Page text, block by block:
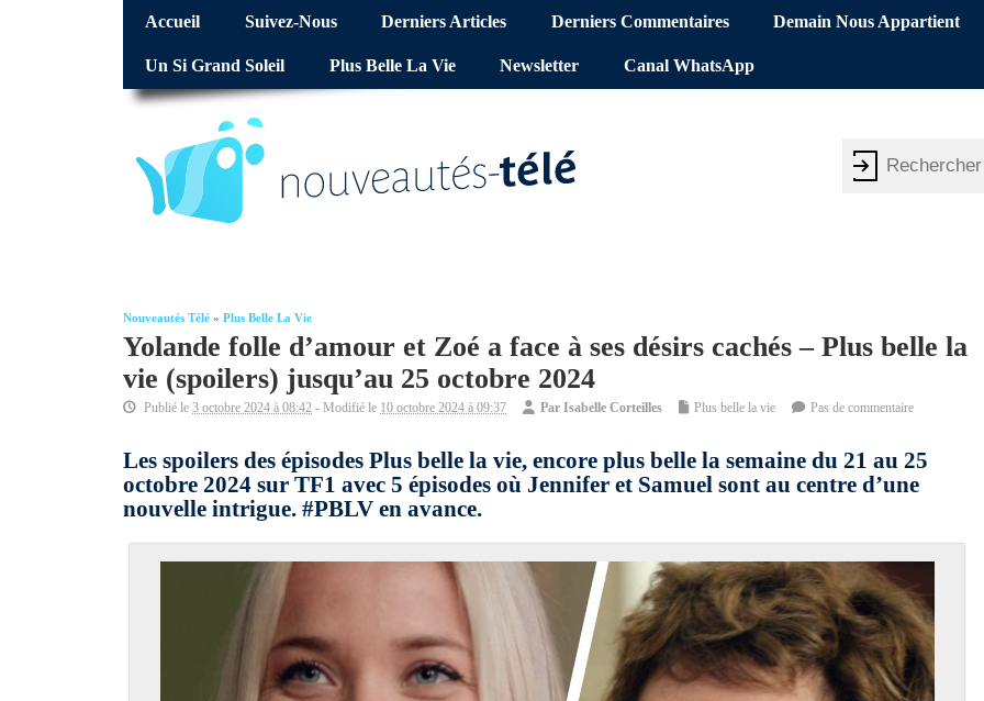
Accueil Suivez-Nous Derniers Articles Derniers Commentaires Demain Nous Appartient
Un Si Grand Soleil Plus Belle La Vie Newsletter Canal WhatsApp
Nouveautés Télé » Plus Belle La Vie
Yolande folle d’amour et Zoé a face à ses désirs cachés – Plus belle la
vie (spoilers) jusqu’au 25 octobre 2024
Publié le 3 octobre 2024 à 08:42 - Modifié le 10 octobre 2024 à 09:37 Par Isabelle Corteilles Plus belle la vie Pas de commentaire
Les spoilers des épisodes Plus belle la vie, encore plus belle la semaine du 21 au 25
octobre 2024 sur TF1 avec 5 épisodes où Jennifer et Samuel sont au centre d’une
nouvelle intrigue. #PBLV en avance.